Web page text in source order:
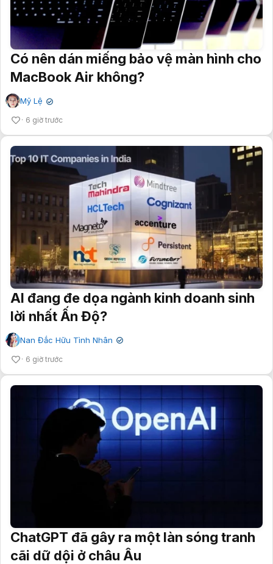
Có nên dán miếng bảo vệ màn hình cho
MacBook Air không?
Mỹ Lệ ✔
6 giờ trước
AI đang đe dọa ngành kinh doanh sinh
lời nhất Ấn Độ?
Nan Đắc Hữu Tình Nhân ✔
6 giờ trước
ChatGPT đã gây ra một làn sóng tranh
cãi dữ dội ở châu Âu